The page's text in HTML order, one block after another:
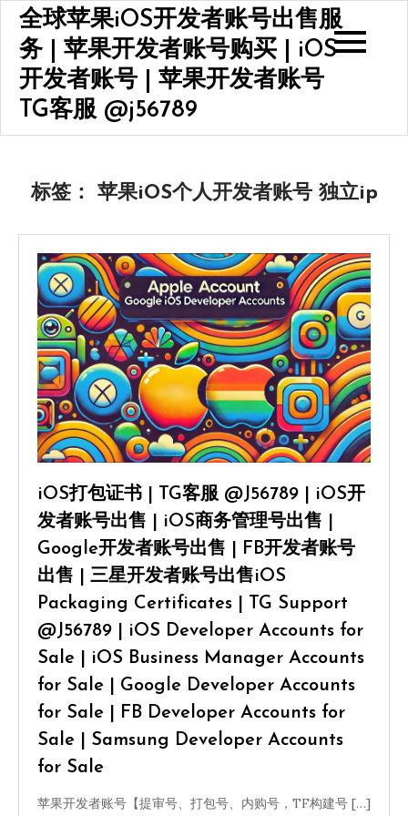
Skip
content
全球苹果iOS开发者账号出售服
务 | 苹果开发者账号购买 | iOS
开发者账号 | 苹果开发者账号
TG客服 @j56789
标签： 苹果iOS个人开发者账号 独立ip
iOS打包证书 | TG客服 @J56789 | iOS开
发者账号出售 | iOS商务管理号出售 |
Google开发者账号出售 | FB开发者账号
出售 | 三星开发者账号出售iOS
Packaging Certificates | TG Support
@J56789 | iOS Developer Accounts for
Sale | iOS Business Manager Accounts
for Sale | Google Developer Accounts
for Sale | FB Developer Accounts for
Sale | Samsung Developer Accounts
for Sale
苹果开发者账号【提审号、打包号、内购号，TF构建号 […]